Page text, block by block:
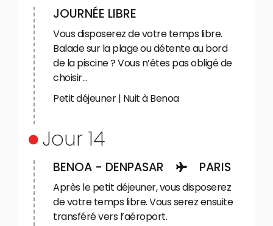
JOURNÉE LIBRE
Vous disposerez de votre temps libre.
Balade sur la plage ou détente au bord
de la piscine ? Vous n’êtes pas obligé de
choisir…
Petit déjeuner | Nuit à Benoa
Jour 14
BENOA - DENPASAR PARIS
Après le petit déjeuner, vous disposerez
de votre temps libre. Vous serez ensuite
transféré vers l’aéroport.